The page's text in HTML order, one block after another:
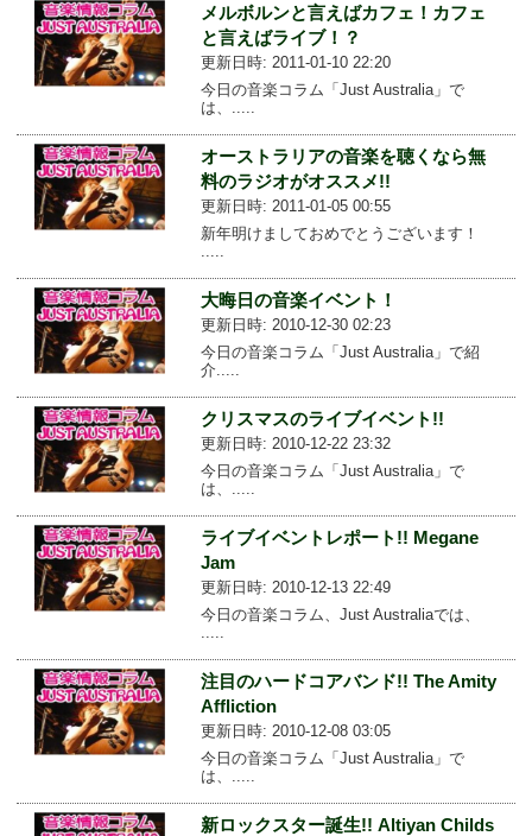
メルボルンと言えばカフェ！カフェ
と言えばライブ！？
更新日時: 2011-01-10 22:20
今日の音楽コラム「Just Australia」で
は、.....
オーストラリアの音楽を聴くなら無
料のラジオがオススメ!!
更新日時: 2011-01-05 00:55
新年明けましておめでとうございます！
大晦日の音楽イベント！
更新日時: 2010-12-30 02:23
今日の音楽コラム「Just Australia」で紹
介.....
クリスマスのライブイベント!!
更新日時: 2010-12-22 23:32
今日の音楽コラム「Just Australia」で
は、.....
ライブイベントレポート!! Megane
Jam
更新日時: 2010-12-13 22:49
今日の音楽コラム、Just Australiaでは、
注目のハードコアバンド!! The Amity
Affliction
更新日時: 2010-12-08 03:05
今日の音楽コラム「Just Australia」で
は、.....
新ロックスター誕生!! Altiyan Childs